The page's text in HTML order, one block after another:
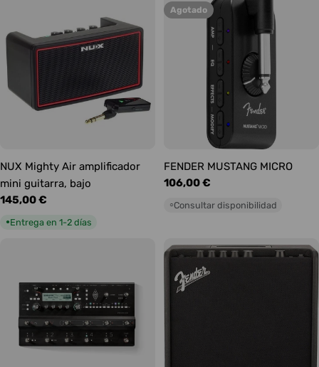
NUX Mighty Air amplificador
mini guitarra, bajo
Precio
145,00 €
●Entrega en 1-2 días
Agotado
FENDER MUSTANG MICRO
Precio
106,00 €
○Consultar disponibilidad